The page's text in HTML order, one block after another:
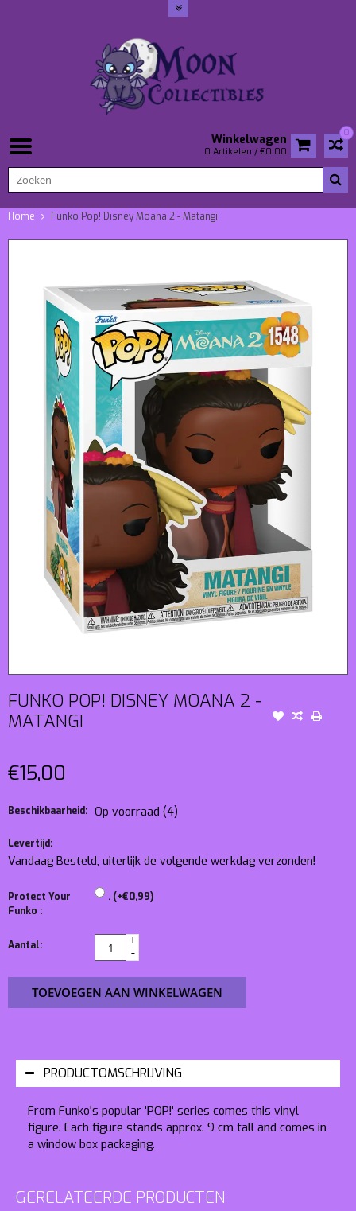
0
Winkelwagen
0 Artikelen / €0,00
Home Funko Pop! Disney Moana 2 - Matangi
FUNKO POP! DISNEY MOANA 2 -
MATANGI
€15,00
Beschikbaarheid: Op voorraad (4)
Levertijd:
Vandaag Besteld, uiterlijk de volgende werkdag verzonden!
Protect Your
Funko :
. (+€0,99)
Aantal:
+
-
TOEVOEGEN AAN WINKELWAGEN
PRODUCTOMSCHRIJVING
From Funko's popular 'POP!' series comes this vinyl
figure. Each figure stands approx. 9 cm tall and comes in
a window box packaging.
GERELATEERDE PRODUCTEN